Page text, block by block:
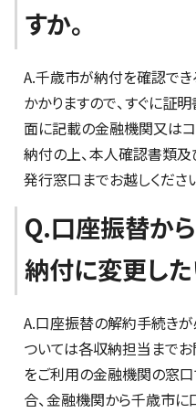
すか。
A.千歳市が納付を確認で
かかりますので、すぐに証
面に記載の金融機関又は
納付の上、本人確認書類
発行窓口までお越しくださ
Q.口座振替か
納付に変更した
A.口座振替の解約手続き
ついては各収納担当まで
をご利用の金融機関の窓
合、金融機関から千歳市